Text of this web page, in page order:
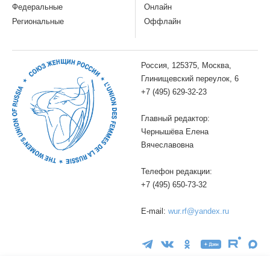
Федеральные
Региональные
Онлайн
Оффлайн
Россия, 125375, Москва,
Глинищевский переулок, 6
+7 (495) 629-32-23
Главный редактор:
Чернышёва Елена
Вячеславовна
Телефон редакции:
+7 (495) 650-73-32
E-mail: wur.rf@yandex.ru